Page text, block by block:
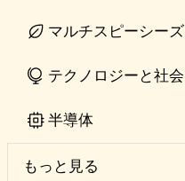
マルチスピーシーズ
テクノロジーと社会
半導体
もっと見る